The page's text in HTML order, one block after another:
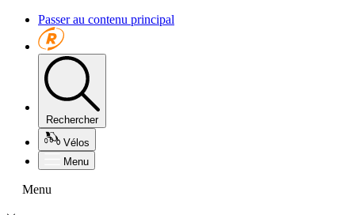
Passer au contenu principal
Rechercher
Vélos
Menu
Menu